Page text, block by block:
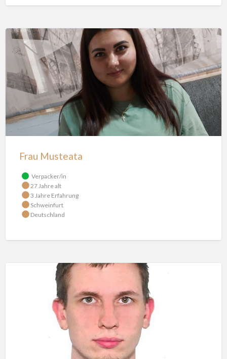
Frau Musteata
Verpacker/in
27 Jahre alt
3 Jahre Erfahrung
Schweinfurt
Deutschland